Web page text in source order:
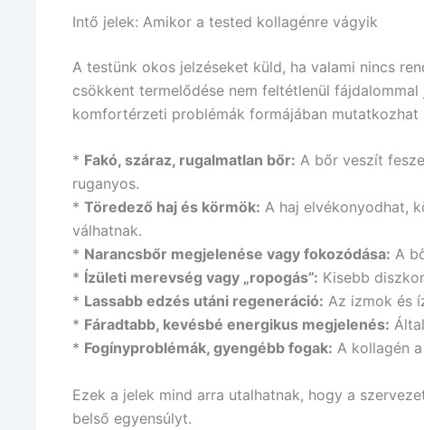
Intő jelek: Amikor a tested kollagénre vágyik
A testünk okos jelzéseket küld, ha valami nincs
csökkent termelődése nem feltétlenül
komfortérzeti problémák formájában mutatkozhat
* Fakó, száraz, rugalmatlan bőr: A bőr veszít
ruganyos.
* Töredező haj és körmök: A haj elvékonyodhat,
válhatnak.
* Narancsbőr megjelenése vagy fokozódása: A
* Ízületi merevség vagy „ropogás”: Kisebb
* Lassabb edzés utáni regeneráció: Az izmok és
* Fáradtabb, kevésbé energikus megjelenés:
* Fogínyproblémák, gyengébb fogak: A kollagén
Ezek a jelek mind arra utalhatnak, hogy a
belső egyensúlyt.